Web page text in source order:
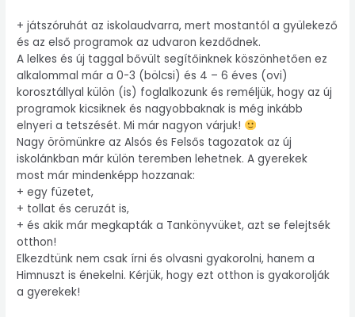
+ játszóruhát az iskolaudvarra, mert mostantól a gyülekező
és az első programok az udvaron kezdődnek.
A lelkes és új taggal bővült segítőinknek köszönhetően ez
alkalommal már a 0-3 (bölcsi) és 4 – 6 éves (ovi)
korosztállyal külön (is) foglalkozunk és reméljük, hogy az új
programok kicsiknek és nagyobbaknak is még inkább
elnyeri a tetszését. Mi már nagyon várjuk!
Nagy örömünkre az Alsós és Felsős tagozatok az új
iskolánkban már külön teremben lehetnek. A gyerekek
most már mindenképp hozzanak:
+ egy füzetet,
+ tollat és ceruzát is,
+ és akik már megkapták a Tankönyvüket, azt se felejtsék
otthon!
Elkezdtünk nem csak írni és olvasni gyakorolni, hanem a
Himnuszt is énekelni. Kérjük, hogy ezt otthon is gyakorolják
a gyerekek!